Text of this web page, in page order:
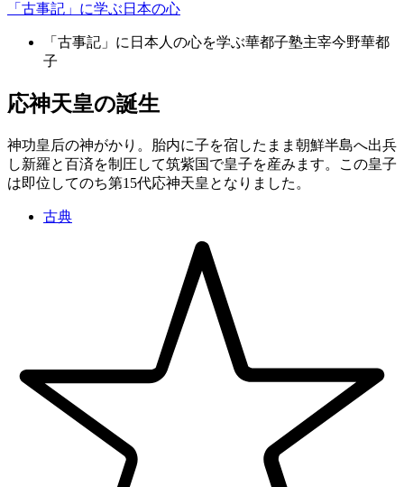
「古事記」に学ぶ日本の心
「古事記」に日本人の心を学ぶ華都子塾主宰今野華都
子
応神天皇の誕生
神功皇后の神がかり。胎内に子を宿したまま朝鮮半島へ出兵
し新羅と百済を制圧して筑紫国で皇子を産みます。この皇子
は即位してのち第15代応神天皇となりました。
古典